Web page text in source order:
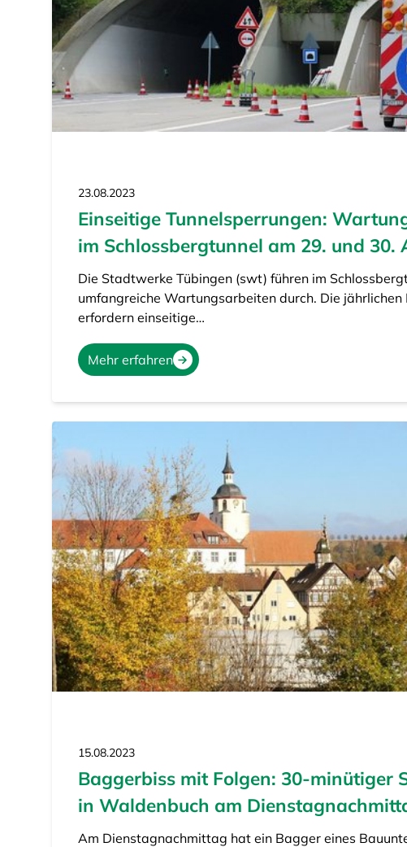
23.08.2023
Einseitige Tunnelsperrungen:
im Schlossbergtunnel am 29. und 30.
Die Stadtwerke Tübingen (swt) führen im
umfangreiche Wartungsarbeiten durch. Die jährlichen
erfordern einseitige…
Mehr erfahren
15.08.2023
Baggerbiss mit Folgen: 30-minütiger
in Waldenbuch am
Am Dienstagnachmittag hat ein Bagger eines